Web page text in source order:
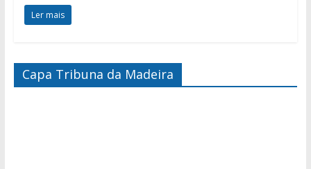
Ler mais
Capa Tribuna da Madeira